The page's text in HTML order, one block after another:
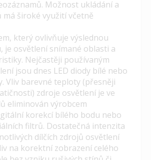
Možnost ukládání a
má široké využití včetně
který ovlivňuje výslednou
je osvětlení snímané oblasti a
Nejčastěji používaným
jsou dnes LED diody bílé nebo
Vliv barevné teploty (přesněji
zdroje osvětlení je ve
eliminován výrobcem
korekcí bílého bodu nebo
filtrů. Dostatečná intenzita
dílčích zdrojů osvětlení
na korektní zobrazení celého